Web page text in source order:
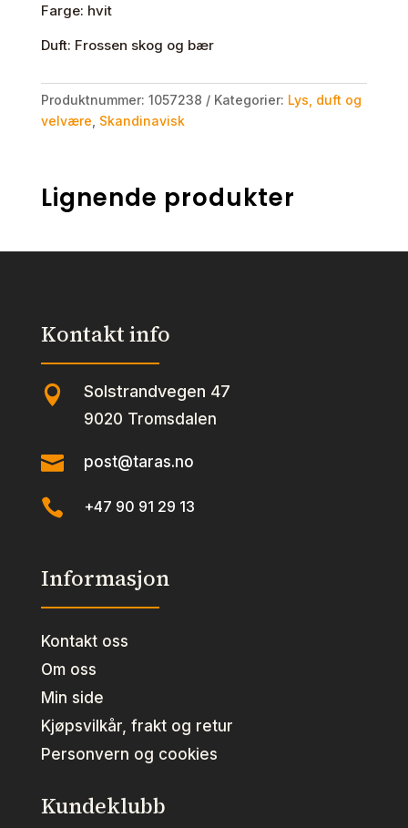
Farge: hvit
Duft: Frossen skog og bær
Produktnummer: 1057238 Kategorier: Lys, duft og
velvære Skandinavisk
Lignende produkter
Kontakt info
 Solstrandvegen 47
9020 Tromsdalen
 post@taras.no
 +47 90 91 29 13
Informasjon
Kontakt oss
Om oss
Min side
Kjøpsvilkår, frakt og retur
Personvern og cookies
Kundeklubb